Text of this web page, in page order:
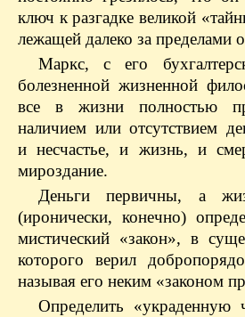
ключ к разгадке великой
лежащей далеко за пределами
Маркс, с его
болезненной жизненной
все в жизни полностью
наличием или отсутствием
и несчастье, и жизнь, и
мироздание.
Деньги первичны, а
(иронически, конечно)
мистический «закон», в
которого верил
называя его неким «законом
Определить «украденную